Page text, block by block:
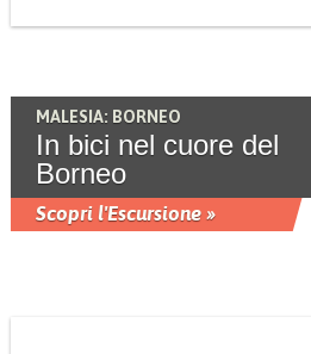
MALESIA: BORNEO
In bici nel cuore del
Borneo
Scopri l'Escursione »